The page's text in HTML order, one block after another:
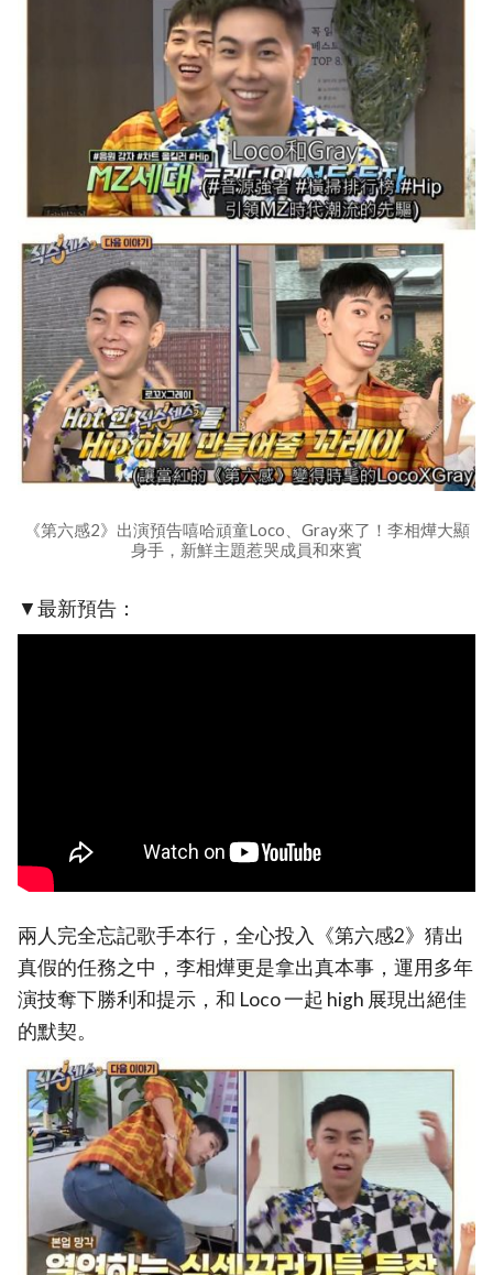
《第六感2》出演預告嘻哈頑童Loco、Gray來了！李相燁大顯
身手，新鮮主題惹哭成員和來賓
▼最新預告：
兩人完全忘記歌手本行，全心投入《第六感2》猜出
真假的任務之中，李相燁更是拿出真本事，運用多年
演技奪下勝利和提示，和 Loco 一起 high 展現出絕佳
的默契。